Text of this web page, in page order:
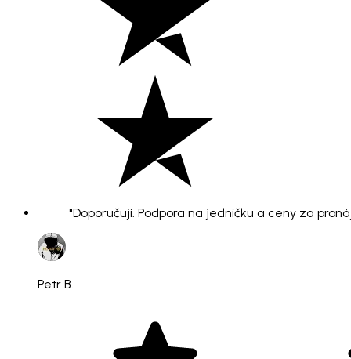
"Doporučuji. Podpora na jedničku a ceny za
Petr B.